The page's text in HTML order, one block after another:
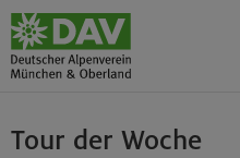
Tour der Woche